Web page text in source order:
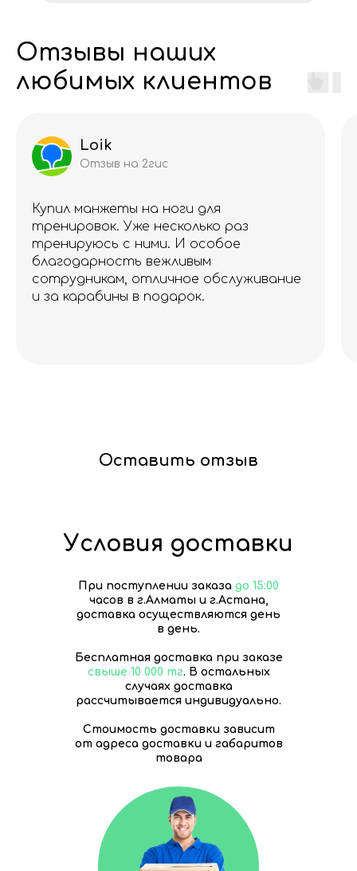
Отзывы наших
любимых клиентов
Loik
Отзыв на 2гис
Купил манжеты на ноги для
тренировок. Уже несколько раз
тренируюсь с ними. И особое
благодарность вежливым
сотрудникам, отличное обслуживание
и за карабины в подарок.
Оставить отзыв
При поступлении заказа до 15:00
часов в г.Алматы и г.Астана,
доставка осуществляются день
в день.
Бесплатная доставка при заказе
свыше 10 000 тг. В остальных
случаях доставка
рассчитывается индивидуально.
Стоимость доставки зависит
от адреса доставки и габаритов
товара
Условия доставки